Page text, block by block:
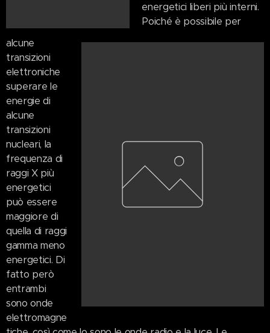
energetici liberi più interni.
Poiché è possibile per
alcune
transizioni
elettroniche
superare le
energie di
alcune
transizioni
nucleari, la
frequenza di
raggi X più
energetici
può essere
maggiore di
quella di raggi
gamma meno
energetici. Di
fatto però
entrambi
sono onde
elettromagne